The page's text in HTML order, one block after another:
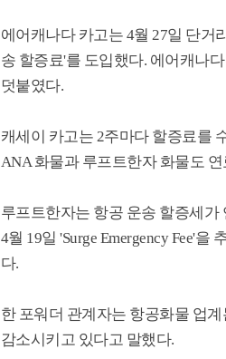
에어캐나다 카고는 4월 27일 단거
송 할증료'를 도입했다. 에어캐나
덧붙였다.
캐세이 카고는 2주마다 할증료를
ANA 화물과 루프트한자 화물도
루프트한자는 항공 운송 할증세가
4월 19일 'Surge Emergency Fee'
다.
한 포워더 관계자는 항공화물 업
감소시키고 있다고 말했다.